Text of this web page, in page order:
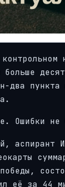
два
Ошибки не
аспирант
её за 44